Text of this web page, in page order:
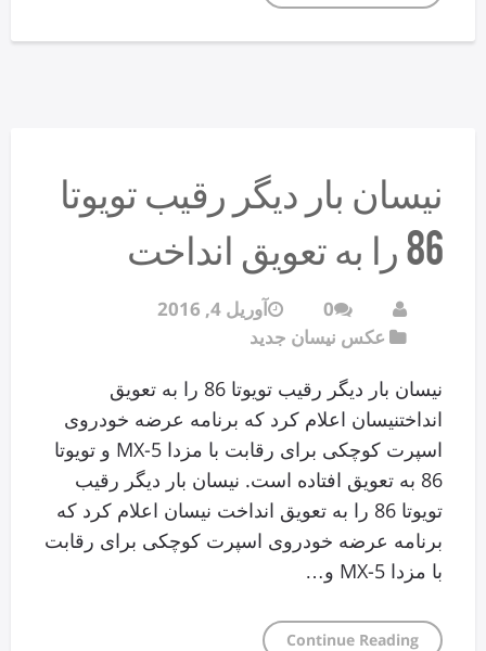
نیسان بار دیگر رقیب تویوتا
86 را به تعویق انداخت
0
آوریل 4, 2016
عکس نیسان جدید
نیسان بار دیگر رقیب تویوتا 86 را به تعویق
انداختنیسان اعلام کرد که برنامه عرضه خودروی
اسپرت کوچکی برای رقابت با مزدا MX-5 و تویوتا
86 به تعویق افتاده است. نیسان بار دیگر رقیب
تویوتا 86 را به تعویق انداخت نیسان اعلام کرد که
برنامه عرضه خودروی اسپرت کوچکی برای رقابت
با مزدا MX-5 و…
Continue Reading